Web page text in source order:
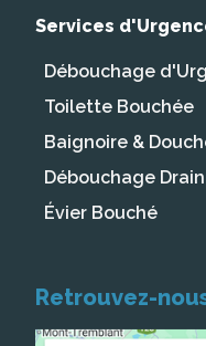
Services
Débouchage
Toilette Bouchée
Baignoire &
Débouchage
Évier Bouché
Retrouvez-